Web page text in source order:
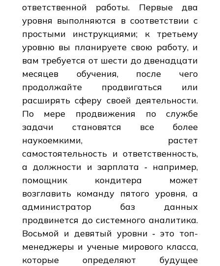
ответственной работы. Первые два
уровня выполняются в соответствии с
простыми инструкциями; к третьему
уровню вы планируете свою работу, и
вам требуется от шести до двенадцати
месяцев обучения, после чего
продолжайте продвигаться или
расширять сферу своей деятельности.
По мере продвижения по службе
задачи становятся все более
наукоемкими, растет
самостоятельность и ответственность,
а должности и зарплата ‑ например,
помощник кондитера может
возглавить команду пятого уровня, а
администратор баз данных
продвинется до системного аналитика.
Восьмой и девятый уровни ‑ это топ-
менеджеры и ученые мирового класса,
которые определяют будущее